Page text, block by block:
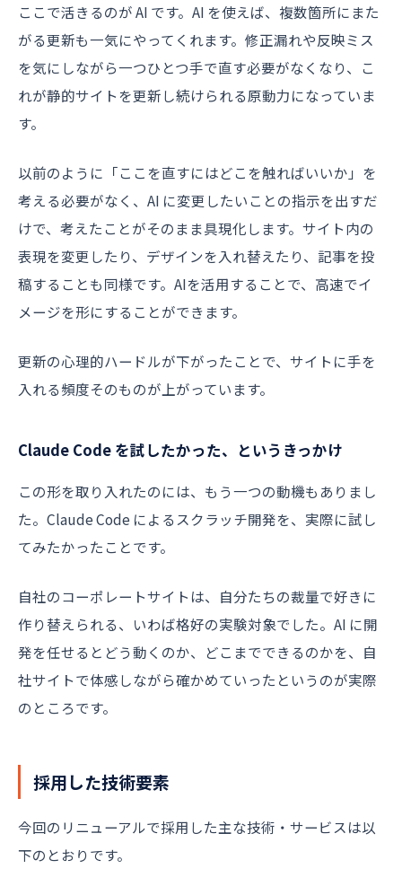
ここで活きるのが AI です。AI を使えば、複数箇所にまた
がる更新も一気にやってくれます。修正漏れや反映ミス
を気にしながら一つひとつ手で直す必要がなくなり、こ
れが静的サイトを更新し続けられる原動力になっていま
す。
以前のように「ここを直すにはどこを触ればいいか」を
考える必要がなく、AI に変更したいことの指示を出すだ
けで、考えたことがそのまま具現化します。サイト内の
表現を変更したり、デザインを入れ替えたり、記事を投
稿することも同様です。AIを活用することで、高速でイ
メージを形にすることができます。
更新の心理的ハードルが下がったことで、サイトに手を
入れる頻度そのものが上がっています。
Claude Code を試したかった、というきっかけ
この形を取り入れたのには、もう一つの動機もありまし
た。Claude Code によるスクラッチ開発を、実際に試し
てみたかったことです。
自社のコーポレートサイトは、自分たちの裁量で好きに
作り替えられる、いわば格好の実験対象でした。AI に開
発を任せるとどう動くのか、どこまでできるのかを、自
社サイトで体感しながら確かめていったというのが実際
のところです。
採用した技術要素
今回のリニューアルで採用した主な技術・サービスは以
下のとおりです。